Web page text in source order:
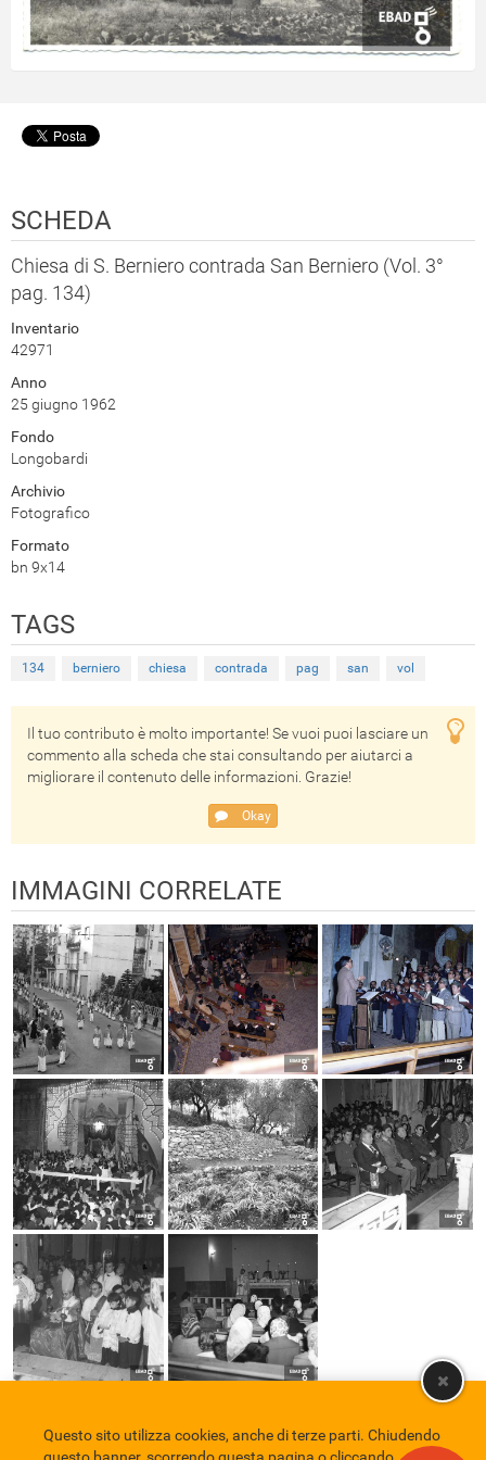
SCHEDA
Chiesa di S. Berniero contrada San Berniero (Vol. 3°
pag. 134)
Inventario
42971
Anno
25 giugno 1962
Fondo
Longobardi
Archivio
Fotografico
Formato
bn 9x14
TAGS
134 berniero chiesa contrada pag san vol
Il tuo contributo è molto importante! Se vuoi puoi lasciare un
commento alla scheda che stai consultando per aiutarci a
migliorare il contenuto delle informazioni. Grazie!
Okay
IMMAGINI CORRELATE
Comune di Eboli Servizio Bibliotecario Nazionale Privacy policy
Questo sito utilizza cookies, anche di terze parti. Chiudendo